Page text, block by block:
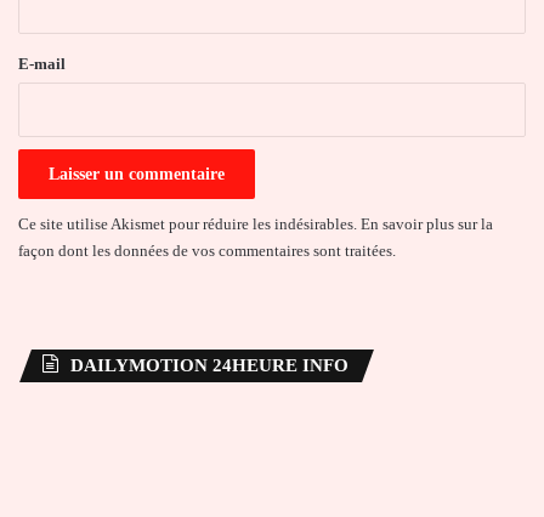
e
E-mail
Ce site utilise Akismet pour réduire les indésirables. En savoir plus sur la
façon dont les données de vos commentaires sont traitées.
DAILYMOTION 24HEURE INFO